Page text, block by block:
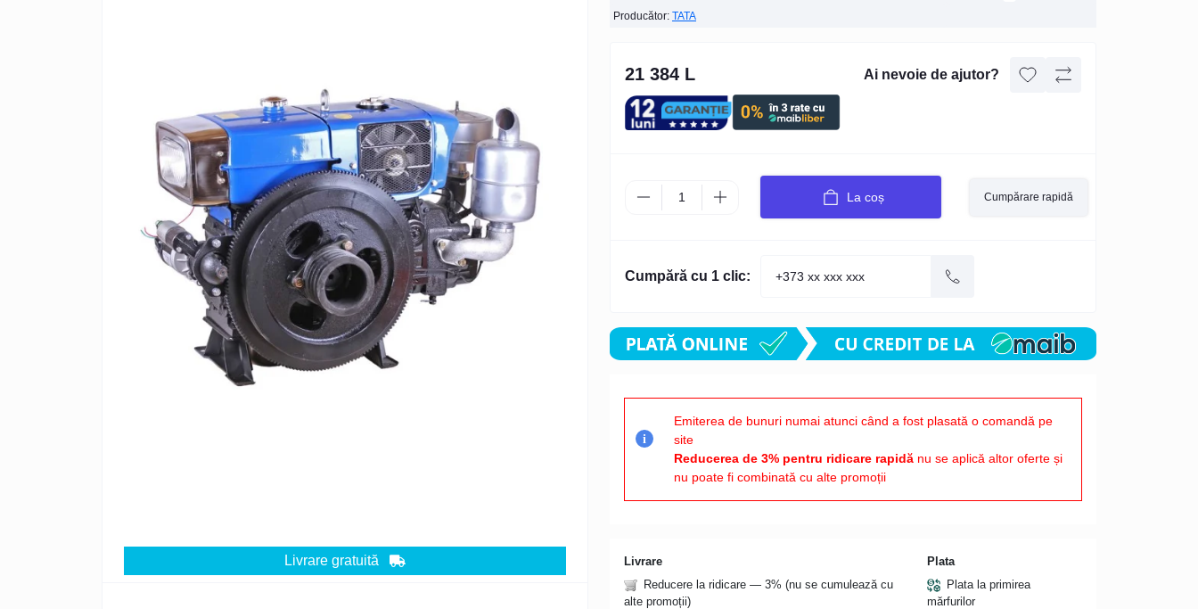
Livrare gratuită
Producător: TATA
21 384 L Ai nevoie de ajutor?
La coș Cumpărare rapidă
Cumpără cu 1 clic:
i
Emiterea de bunuri numai atunci când a fost plasată o comandă pe
site
Reducerea de 3% pentru ridicare rapidănu se aplică altor oferte și
nu poate fi combinată cu alte promoții
Livrare
Reducere la ridicare — 3% (nu se cumulează cu
alte promoții)
Plata
Plata la primirea
mărfurilor